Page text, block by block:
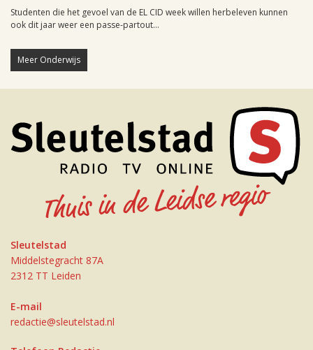
Studenten die het gevoel van de EL CID week willen herbeleven kunnen
ook dit jaar weer een passe-partout...
Meer Onderwijs
Sleutelstad
Middelstegracht 87A
2312 TT Leiden
E-mail
redactie@sleutelstad.nl